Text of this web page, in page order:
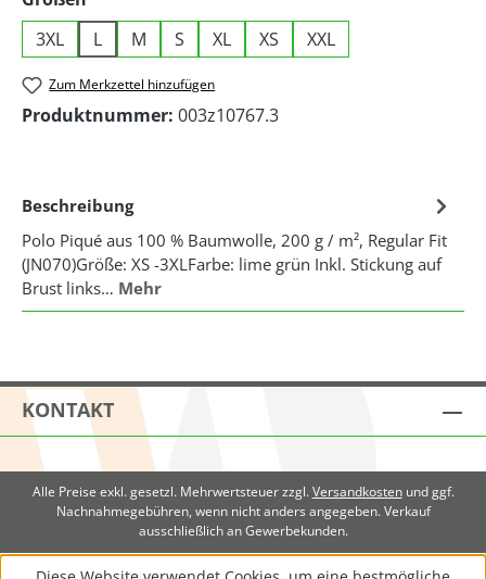
3XL
L M S XL XS XXL
Zum Merkzettel hinzufügen
Produktnummer: 003z10767.3
Beschreibung
Polo Piqué aus 100 % Baumwolle, 200 g / m², Regular Fit
(JN070)Größe: XS -3XLFarbe: lime grün Inkl. Stickung auf
Brust links… Mehr
KONTAKT
Alle Preise exkl. gesetzl. Mehrwertsteuer zzgl.Versandkostenund ggf.
Nachnahmegebühren, wenn nicht anders angegeben. Verkauf
ausschließlich an Gewerbekunden.